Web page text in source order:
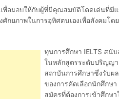
พื่อมอบให้กับผู้ที่มีคุณสมบัติโดดเด่นที่มี
กยภาพในการอุทิศตนเองเพื่อสังคมโ
ทุนการศึกษา IELTS สนั
ในหลักสูตรระดับปริญญ
สถาบันการศึกษาซึ่งรับผ
ของการคัดเลือกนักศึกษ
สมัครที่ต้องการเข้าศึกษ